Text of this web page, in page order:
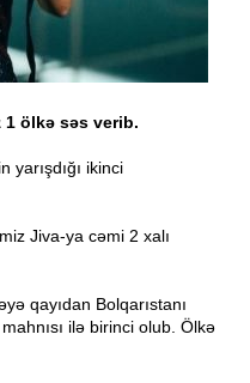
1 ölkə səs verib.
ikinci
Jiva-ya cəmi 2 xalı
qayıdan Bolqarıstanı
ilə birinci olub. Ölkə